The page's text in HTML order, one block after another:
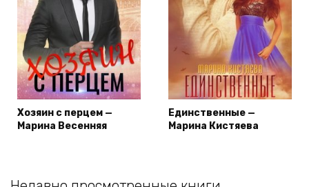
Хозяин с перцем —
Марина Весенняя
Единственные —
Марина Кистяева